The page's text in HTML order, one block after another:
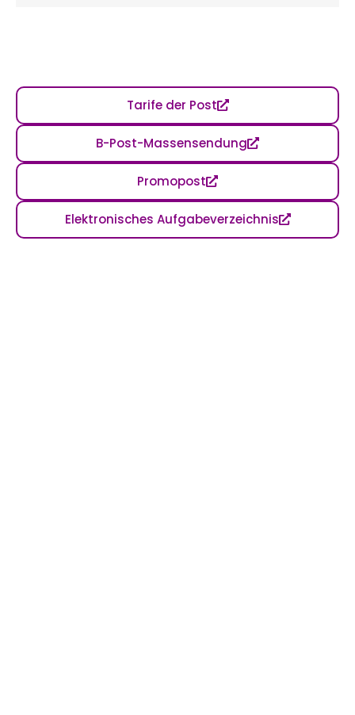
Tarife der Post
B-Post-Massensendung
Promopost
Elektronisches Aufgabeverzeichnis